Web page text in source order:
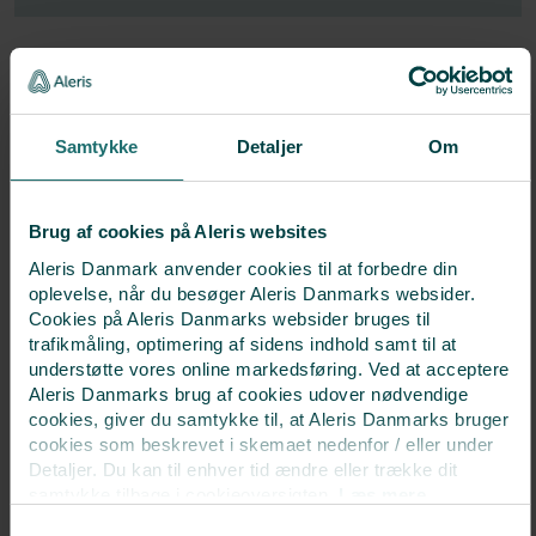
Samtykke Detaljer Om
Brug af cookies på Aleris websites
Aleris Danmark anvender cookies til at forbedre din
oplevelse, når du besøger Aleris Danmarks websider.
Cookies på Aleris Danmarks websider bruges til
trafikmåling, optimering af sidens indhold samt til at
understøtte vores online markedsføring. Ved at acceptere
Aleris Danmarks brug af cookies udover nødvendige
cookies, giver du samtykke til, at Aleris Danmarks bruger
cookies som beskrevet i skemaet nedenfor / eller under
Detaljer. Du kan til enhver tid ændre eller trække dit
Ægoplægning
Oplægning af æg er normalt uden smerter og tager kun få
TESA
Selv om du ikke har sædceller i sædprøven, kan vi i nogle
tilfælde godt udtage sædcellerne direkte fra testiklen vha.